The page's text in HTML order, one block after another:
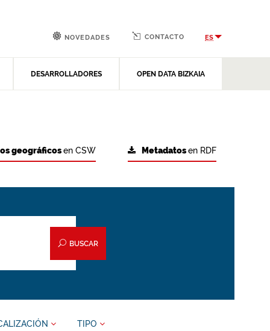
DESARROLLADORES OPEN DATA BIZKAIA
NOVEDADES CONTACTO ES
Metadatosen RDF
geográficosen CSW
BUSCAR
TIPO